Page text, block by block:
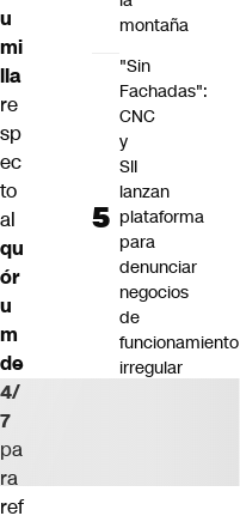
u
mi
lla
re
sp
ec
to
al
qu
ór
u
m
de
4/
7
pa
ra
ref
montaña
"Sin
Fachadas":
CNC
y
SII
lanzan
plataforma
para
denunciar
negocios
de
funcionamiento
irregular